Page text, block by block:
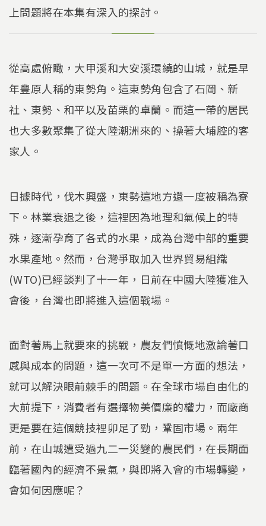
上問題將在本集有深入的探討。
從高處俯瞰，大甲溪和大安溪環繞的山城，就是早
年豐原人稱的東勢角。這東勢角包含了石岡、新
社、東勢、和平以及苗栗的卓蘭。而這一帶的居民
也大多數聚集了從大陸潮洲來的、操著大埔腔的客
家人。
日據時代，伐木興盛，東勢這地方還一度被稱為寮
下。林業衰退之後，這裡因為地理和氣候上的特
殊，逐漸孕育了各式的水果，成為台灣中部的重要
水果產地。然而，台灣爭取加入世界貿易組織
(WTO)已經談判了十一年，日前在中國大陸獲准入
會後，台灣也即將進入這個戰場。
面對著馬上就要來的挑戰，農友們憤慨地激論著口
感與成本的問題，這一次可不是單一方面的想法，
就可以解決眼前棘手的問題。在全球市場自由化的
大前提下，消費者有選擇物美價廉的權力，而廠商
更是要在這個競技裡卯足了勁，鞏固市場。兩年
前，在山城遭受過九二一災變的農民們，在長期面
臨著國內的經濟不景氣，與即將入會的市場轉變，
會如何因應呢？